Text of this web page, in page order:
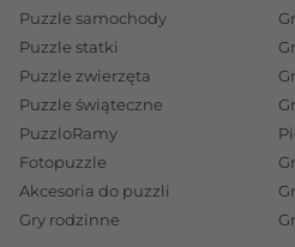
Puzzle samochody
Puzzle statki
Puzzle zwierzęta
Puzzle świąteczne
PuzzloRamy
Fotopuzzle
Akcesoria do puzzli
Gry rodzinne